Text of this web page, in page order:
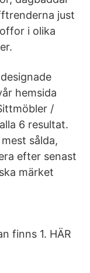
just
i olika
hemsida
/
6 resultat.
sålda,
efter senast
märket
finns 1. HÄR